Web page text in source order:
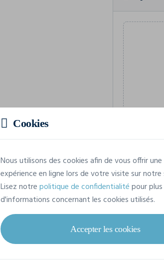
Prix sur
Demandez
Cookies
Nous utilisons des cookies afin de vous offrir une
expérience en ligne lors de votre visite sur
Lisez notrepolitique de confidentialitépour plus
d'informations concernant les cookies utilisés.
Accepter les cookies